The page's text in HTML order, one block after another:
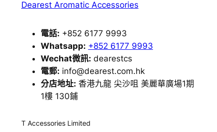
Dearest Aromatic Accessories
電話: +852 6177 9993
Whatsapp: +852 6177 9993
Wechat微訊: dearestcs
電郵: info@dearest.com.hk
分店地址: 香港九龍 尖沙咀 美麗華廣場1期
1樓 130鋪
T Accessories Limited